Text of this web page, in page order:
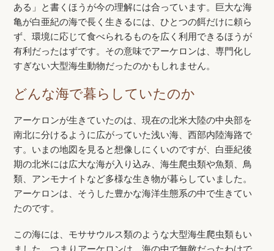
ある」と書くほうが今の理解には合っています。巨大な海
亀が白亜紀の海で長く生きるには、ひとつの餌だけに頼ら
ず、環境に応じて食べられるものを広く利用できるほうが
有利だったはずです。その意味でアーケロンは、専門化し
すぎない大型海生動物だったのかもしれません。
どんな海で暮らしていたのか
アーケロンが生きていたのは、現在の北米大陸の中央部を
南北に分けるように広がっていた浅い海、西部内陸海路で
す。いまの地図を見ると想像しにくいのですが、白亜紀後
期の北米には広大な海が入り込み、海生爬虫類や魚類、鳥
類、アンモナイトなど多様な生き物が暮らしていました。
アーケロンは、そうした豊かな海洋生態系の中で生きてい
たのです。
この海には、モササウルス類のような大型海生爬虫類もい